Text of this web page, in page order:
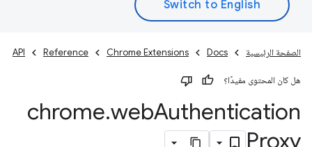
الصفحة الرئيسية Docs
Chrome Extensions
Reference
API
هل كان المحتوى مفيدًا؟
chrome.webAuthentication
Proxy